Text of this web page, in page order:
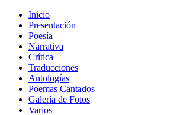
Inicio
Presentación
Poesía
Narrativa
Crítica
Traducciones
Antologías
Poemas Cantados
Galería de Fotos
Varios